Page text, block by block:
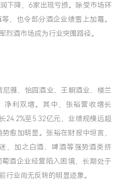
下降，6家出现亏损。除受市场环
，也令部分酒企业绩雪上加霜。
烈酒市场成为行业突围路径。
雅、怡园酒业、王朝酒业、楼兰
利双增。其中，张裕营收增长
24.2%至5.32亿元，业绩规模远超
愈加明显。张裕在财报中坦言，
，加之白酒、啤酒等强势酒类挤
酒企业经营陷入困境，长期处于
行业尚无反转的明显迹象。